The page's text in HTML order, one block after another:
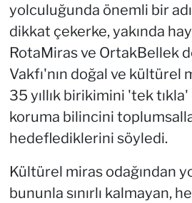
yolculuğunda önemli bir
dikkat çekerke, yakında
RotaMiras ve OrtakBellek
Vakfı'nın doğal ve kültürel
35 yıllık birikimini 'tek
koruma bilincini
hedeflediklerini söyledi.
Kültürel miras odağından
bununla sınırlı kalmayan,